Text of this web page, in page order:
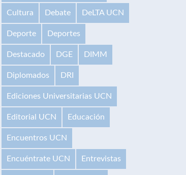
Cultura Debate DeLTA UCN
Deporte Deportes
Destacado DGE DIMM
Diplomados DRI
Ediciones Universitarias UCN
Editorial UCN Educación
Encuentros UCN
Encuéntrate UCN Entrevistas